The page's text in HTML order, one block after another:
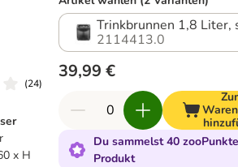
(24)
x H
Trinkbrunnen 1,8 Liter,
2114413.0
39,99 €
Du sammelst 40
Produkt